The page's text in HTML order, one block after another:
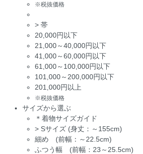
※税抜価格
> 帯
20,000円以下
21,000～40,000円以下
41,000～60,000円以下
61,000～100,000円以下
101,000～200,000円以下
201,000円以上
※税抜価格
サイズから選ぶ
＊着物サイズガイド
> Sサイズ (身丈：～155cm)
細め (前幅：～22.5cm)
ふつう幅 (前幅：23～25.5cm)